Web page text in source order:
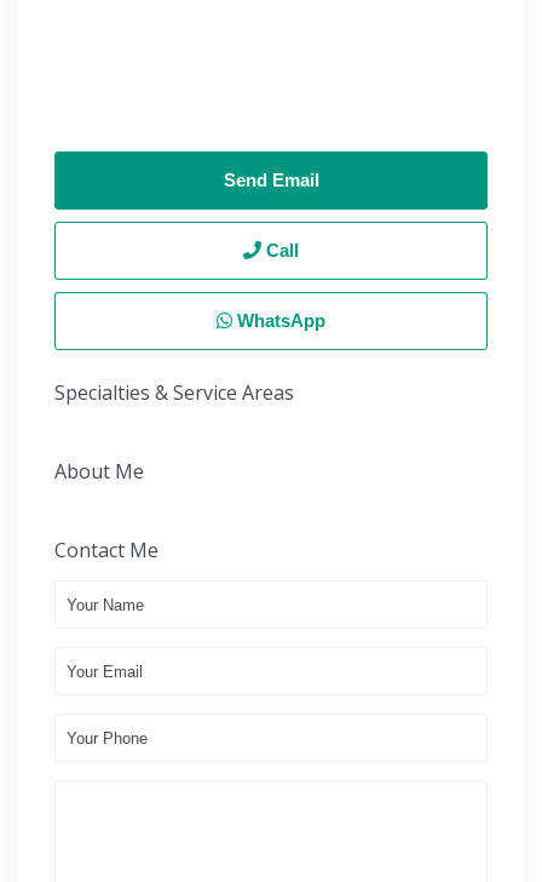
Send Email
Call
WhatsApp
Specialties & Service Areas
About Me
Contact Me